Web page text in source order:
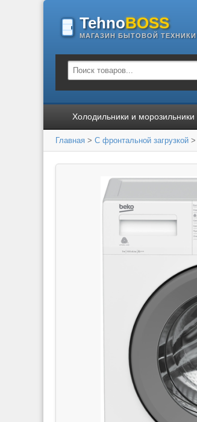
TehnoBOSS
МАГАЗИН БЫТОВОЙ ТЕХНИКИ
Холодильники и морозильники
Главная > С фронтальной загрузкой >